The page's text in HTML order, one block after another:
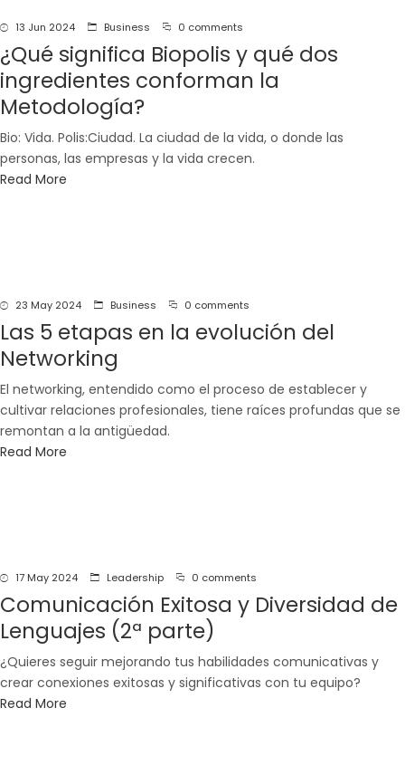
13 Jun 2024 Business 0 comments
¿Qué significa Biopolis y qué dos
ingredientes conforman la
Metodología?
Bio: Vida. Polis:Ciudad. La ciudad de la vida, o donde las
personas, las empresas y la vida crecen.
Read More
23 May 2024 Business 0 comments
Las 5 etapas en la evolución del
Networking
El networking, entendido como el proceso de establecer y
cultivar relaciones profesionales, tiene raíces profundas que se
remontan a la antigüedad.
Read More
17 May 2024 Leadership 0 comments
Comunicación Exitosa y Diversidad de
Lenguajes (2ª parte)
¿Quieres seguir mejorando tus habilidades comunicativas y
crear conexiones exitosas y significativas con tu equipo?
Read More